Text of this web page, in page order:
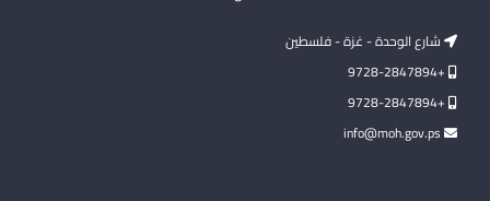
شارع الوحدة - غزة - فلسطين
+9728-2847894
+9728-2847894